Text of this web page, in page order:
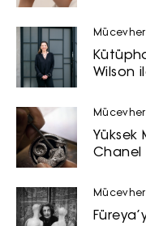
Mücevher
Wilson
Mücevher
Yüksek
Chanel
Mücevher